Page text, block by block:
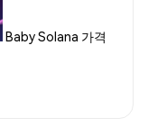
Baby Solana 가격